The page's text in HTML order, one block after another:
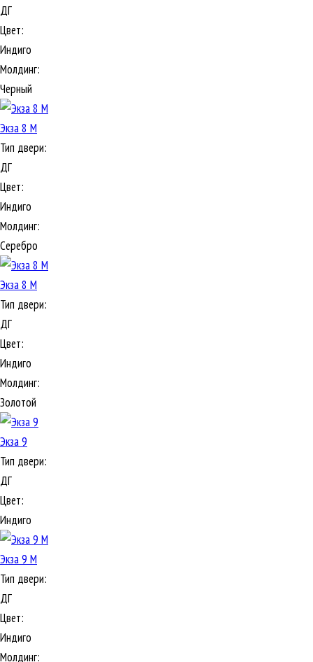
ДГ
Цвет:
Индиго
Молдинг:
Черный
Экза 8 М
Тип двери:
ДГ
Цвет:
Индиго
Молдинг:
Серебро
Экза 8 М
Тип двери:
ДГ
Цвет:
Индиго
Молдинг:
Золотой
Экза 9
Тип двери:
ДГ
Цвет:
Индиго
Экза 9 М
Тип двери:
ДГ
Цвет:
Индиго
Молдинг: